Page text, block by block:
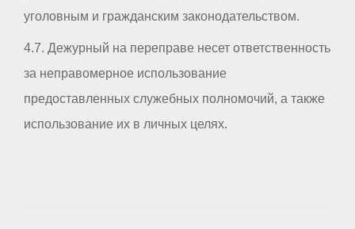
уголовным и гражданским законодательством.
4.7. Дежурный на переправе несет ответственность
за неправомерное использование
предоставленных служебных полномочий, а также
использование их в личных целях.